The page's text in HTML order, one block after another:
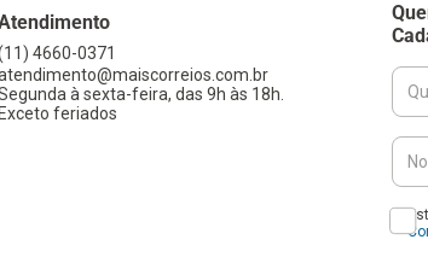
4660-0371
à sexta-feira, das 9h às 18h.
Exceto feriados